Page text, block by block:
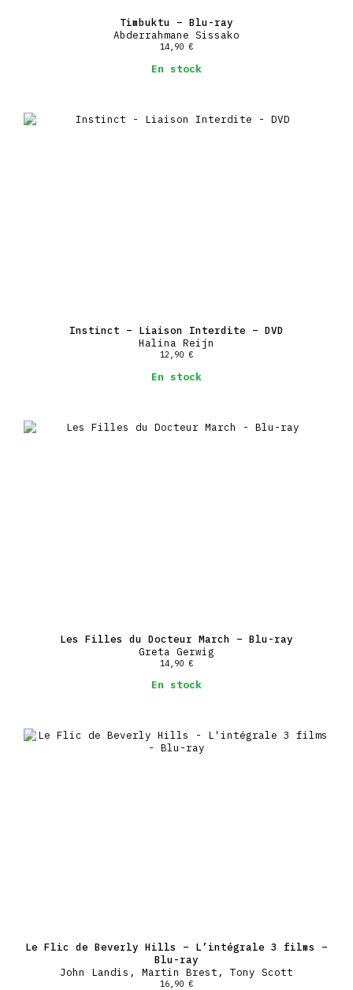
Timbuktu – Blu-ray
Abderrahmane Sissako
14,90 €
En stock
Instinct – Liaison Interdite – DVD
Halina Reijn
12,90 €
En stock
Les Filles du Docteur March – Blu-ray
Greta Gerwig
14,90 €
En stock
Le Flic de Beverly Hills – L’intégrale 3 films –
Blu-ray
John Landis, Martin Brest, Tony Scott
16,90 €